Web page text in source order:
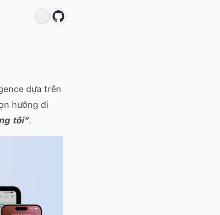
dựa trên
hướng đi
tôi”.